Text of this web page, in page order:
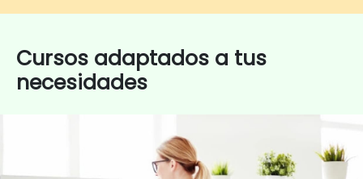
Cursos adaptados a tus
necesidades